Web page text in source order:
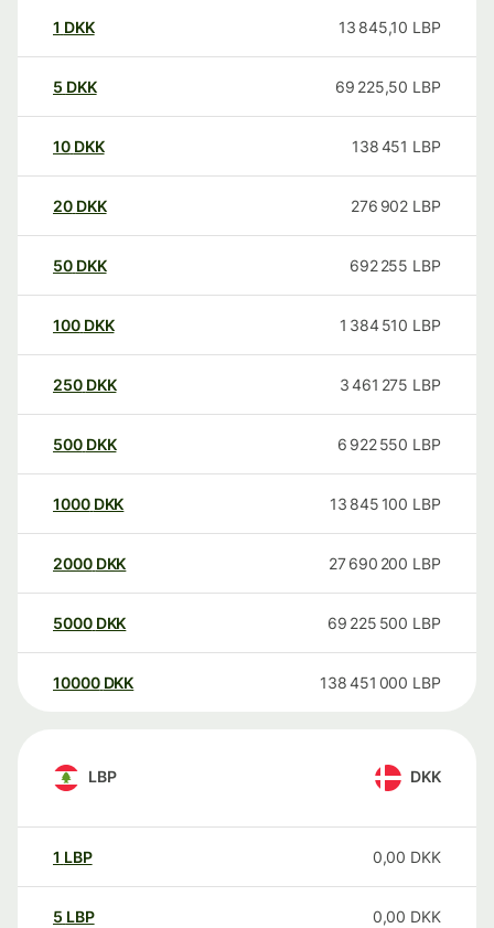
1 DKK 13 845,10 LBP
5 DKK 69 225,50 LBP
10 DKK 138 451 LBP
20 DKK 276 902 LBP
50 DKK 692 255 LBP
100 DKK 1 384 510 LBP
250 DKK 3 461 275 LBP
500 DKK 6 922 550 LBP
1000 DKK 13 845 100 LBP
2000 DKK 27 690 200 LBP
5000 DKK 69 225 500 LBP
10000 DKK 138 451 000 LBP
LBP DKK
1 LBP 0,00 DKK
5 LBP 0,00 DKK